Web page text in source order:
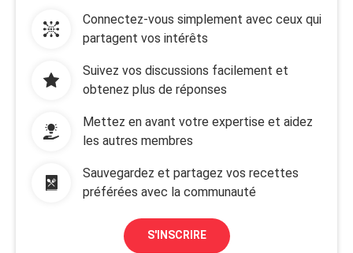
Connectez-vous simplement avec ceux qui
partagent vos intérêts
Suivez vos discussions facilement et
obtenez plus de réponses
Mettez en avant votre expertise et aidez
les autres membres
Sauvegardez et partagez vos recettes
préférées avec la communauté
S'INSCRIRE